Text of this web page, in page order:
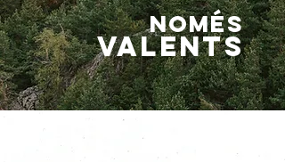
Només
valents